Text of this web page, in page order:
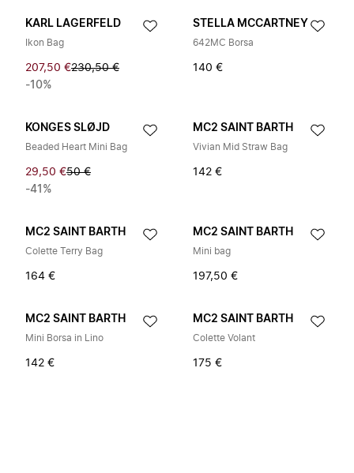
KARL LAGERFELD
Ikon Bag
207,50 €230,50 €
-10%
STELLA MCCARTNEY
642MC Borsa
140 €
KONGES SLØJD
Beaded Heart Mini Bag
29,50 €50 €
-41%
MC2 SAINT BARTH
Vivian Mid Straw Bag
142 €
MC2 SAINT BARTH
Colette Terry Bag
164 €
MC2 SAINT BARTH
Mini bag
197,50 €
MC2 SAINT BARTH
Mini Borsa in Lino
142 €
MC2 SAINT BARTH
Colette Volant
175 €